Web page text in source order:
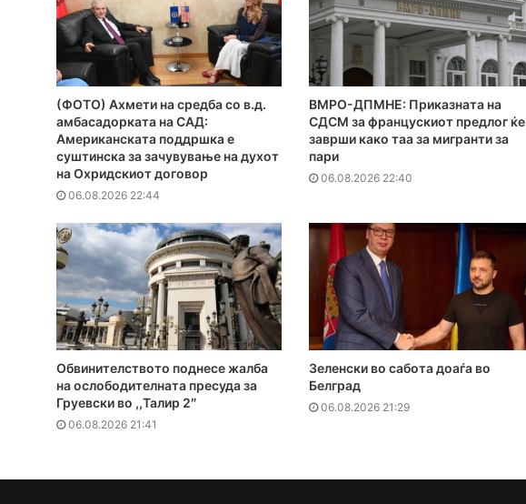
(ФОТО) Ахмети на средба со в.д.
амбасадорката на САД:
Американската поддршка е
суштинска за зачувување на духот
на Охридскиот договор
06.08.2026 22:44
ВМРО-ДПМНЕ: Приказната на
СДСМ за францускиот предлог ќе
заврши како таа за мигранти за
пари
06.08.2026 22:40
Обвинителството поднесе жалба
на ослободителната пресуда за
Груевски во ,,Талир 2″
06.08.2026 21:41
Зеленски во сабота доаѓа во
Белград
06.08.2026 21:29